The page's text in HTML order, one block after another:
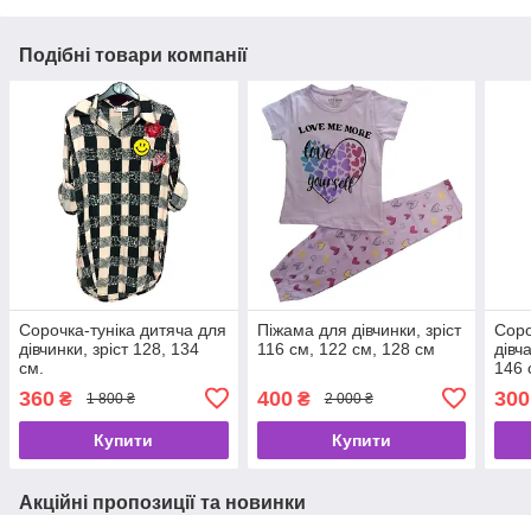
Подібні товари компанії
Сорочка-туніка дитяча для
дівчинки, зріст 128, 134
см.
360 ₴ 1 800 ₴
Купити
Піжама для дівчинки, зріст
116 см, 122 см, 128 см
400₴ 2 000 ₴
Купити
146
300
Акційні пропозиції та новинки